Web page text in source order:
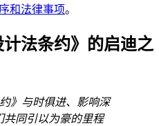
和法律事项。
法条约》的启迪之
》与时俱进、影响深
共同引以为豪的里程